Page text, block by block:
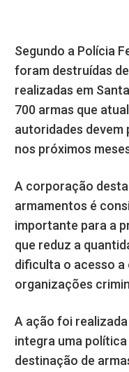
Segundo a Polícia
foram destruídas
realizadas em
700 armas que
autoridades devem
nos próximos
A corporação
armamentos é
importante para a
que reduz a
dificulta o acesso a
organizações
A ação foi
integra uma
destinação de